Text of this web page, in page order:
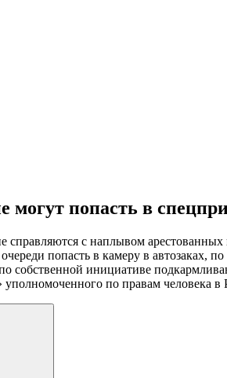
могут попасть в
с наплывом
попасть в камеру в
собственной инициативе
по правам человека